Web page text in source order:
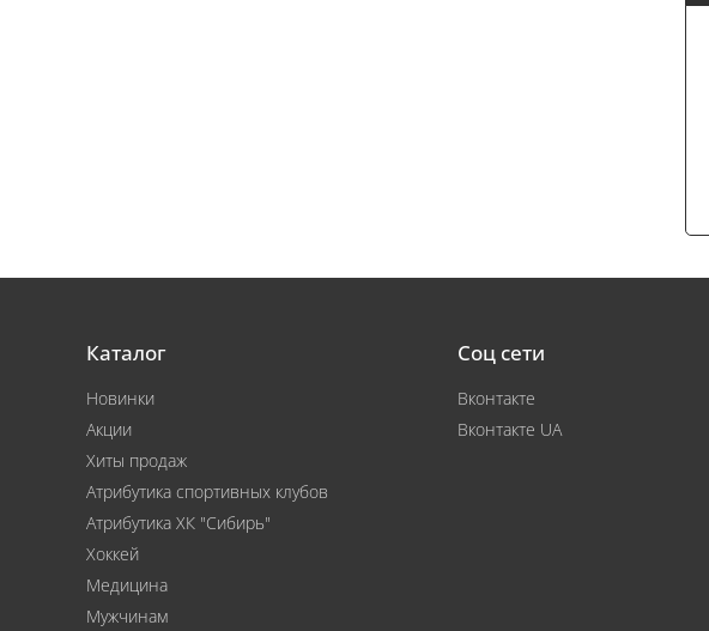
Каталог
Новинки
Акции
Хиты продаж
Атрибутика спортивных клубов
Атрибутика ХК "Сибирь"
Хоккей
Медицина
Мужчинам
Соц сети
Вконтакте
Вконтакте UA